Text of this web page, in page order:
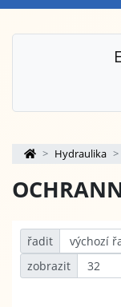
Hydraulika
řadit
zobrazit